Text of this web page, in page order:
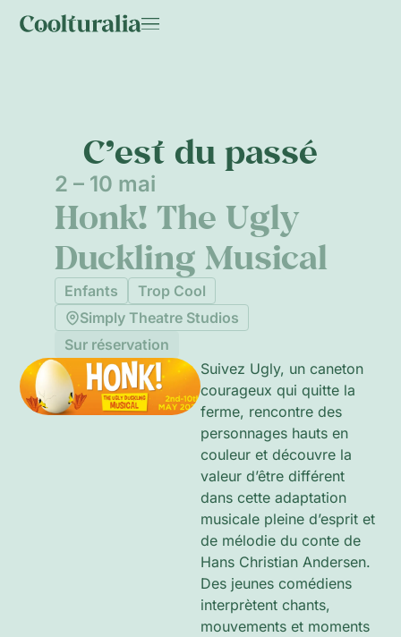
C’est du passé
2 – 10 mai
Honk! The Ugly
Duckling Musical
Enfants
Trop Cool
Simply Theatre Studios
Sur réservation
Suivez Ugly, un caneton
courageux qui quitte la
ferme, rencontre des
personnages hauts en
couleur et découvre la
valeur d’être différent
dans cette adaptation
musicale pleine d’esprit et
de mélodie du conte de
Hans Christian Andersen.
Des jeunes comédiens
interprètent chants,
mouvements et moments